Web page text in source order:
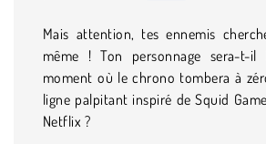
Mais attention, tes ennemis
même ! Ton personnage sera-t-
moment où le chrono tombera à
ligne palpitant inspiré de Squid
Netflix ?